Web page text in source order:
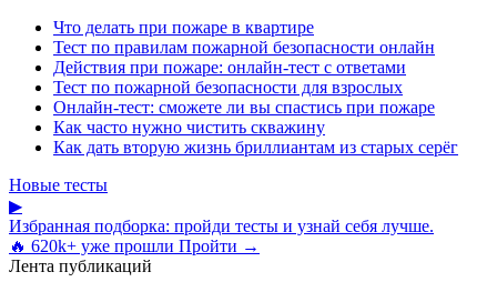
Что делать при пожаре в квартире
Тест по правилам пожарной безопасности онлайн
Действия при пожаре: онлайн-тест с ответами
Тест по пожарной безопасности для взрослых
Онлайн-тест: сможете ли вы спастись при пожаре
Как часто нужно чистить скважину
Как дать вторую жизнь бриллиантам из старых серёг
Новые тесты
▶
Избранная подборка: пройди тесты и узнай себя лучше.
🔥 620k+ уже прошли Пройти →
Лента публикаций